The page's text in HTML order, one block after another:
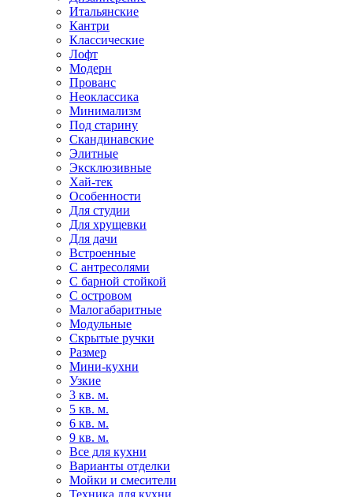
Итальянские
Кантри
Классические
Лофт
Модерн
Прованс
Неоклассика
Минимализм
Под старину
Скандинавские
Элитные
Эксклюзивные
Хай-тек
Особенности
Для студии
Для хрущевки
Для дачи
Встроенные
С антресолями
С барной стойкой
С островом
Малогабаритные
Модульные
Скрытые ручки
Размер
Мини-кухни
Узкие
3 кв. м.
5 кв. м.
6 кв. м.
9 кв. м.
Все для кухни
Варианты отделки
Мойки и смесители
Техника для кухни